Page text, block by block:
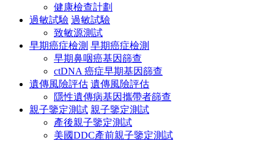
健康檢查計劃
過敏試驗 過敏試驗
致敏源測試
早期癌症檢測 早期癌症檢測
早期鼻咽癌基因篩查
ctDNA 癌症早期基因篩查
遺傳風險評估 遺傳風險評估
隱性遺傳病基因攜帶者篩查
親子鑒定測試 親子鑒定測試
產後親子鑒定測試
美國DDC產前親子鑒定測試